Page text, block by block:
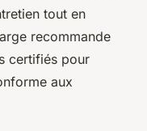
tout en
recommande
certifiés pour
aux